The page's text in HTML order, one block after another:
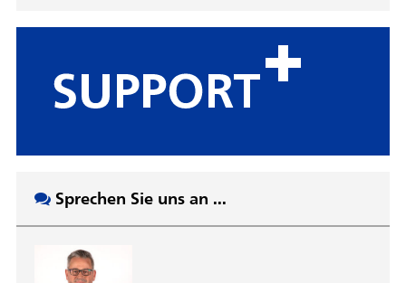
Sprechen Sie uns an ...